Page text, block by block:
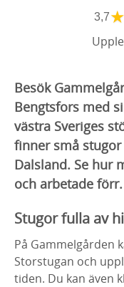
3,7★
Besök
Bengtsfors med
västra Sveriges
finner små
Dalsland. Se hur
och arbetade förr.
Stugor fulla av
På Gammelgården
Storstugan och
tiden. Du kan även